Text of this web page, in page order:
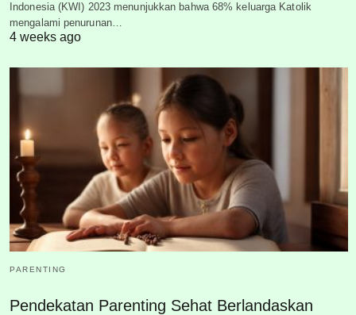
Indonesia (KWI) 2023 menunjukkan bahwa 68% keluarga Katolik
mengalami penurunan…
4 weeks ago
PARENTING
Pendekatan Parenting Sehat Berlandaskan